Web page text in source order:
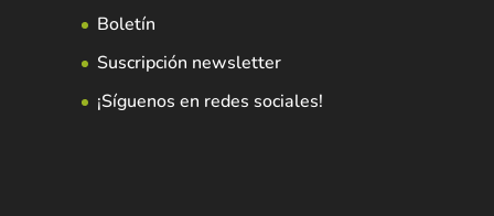
Boletín
Suscripción newsletter
¡Síguenos en redes sociales!